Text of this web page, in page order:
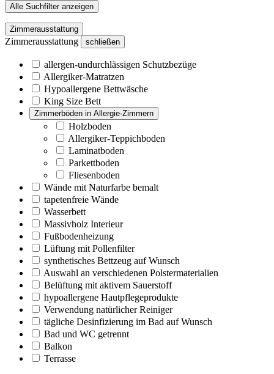
Alle Suchfilter anzeigen
Zimmerausstattung
Zimmerausstattung schließen
allergen-undurchlässigen Schutzbezüge
Allergiker-Matratzen
Hypoallergene Bettwäsche
King Size Bett
Zimmerböden in Allergie-Zimmern
Holzboden
Allergiker-Teppichboden
Laminatboden
Parkettboden
Fliesenboden
Wände mit Naturfarbe bemalt
tapetenfreie Wände
Wasserbett
Massivholz Interieur
Fußbodenheizung
Lüftung mit Pollenfilter
synthetisches Bettzeug auf Wunsch
Auswahl an verschiedenen Polstermaterialien
Belüftung mit aktivem Sauerstoff
hypoallergene Hautpflegeprodukte
Verwendung natürlicher Reiniger
tägliche Desinfizierung im Bad auf Wunsch
Bad und WC getrennt
Balkon
Terrasse